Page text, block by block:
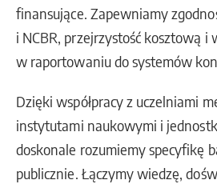
finansujące. Zapewniamy
i NCBR, przejrzystość kosztową i
w raportowaniu do systemów
Dzięki współpracy z uczelniami
instytutami naukowymi i
doskonale rozumiemy specyfikę
publicznie. Łączymy wiedzę,